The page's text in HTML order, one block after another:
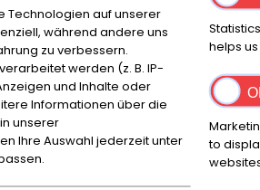
Zwischenverkauf und Irrtümer
Miejsce
Bovenden
Technologien auf unserer
während andere uns
zu verbessern.
werden (z. B. IP-
und Inhalte oder
Informationen über die
unserer
Ihre Auswahl jederzeit unter
helps
to